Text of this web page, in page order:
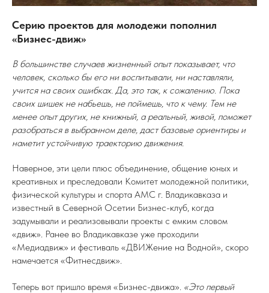
Серию проектов для молодежи пополнил
«Бизнес-движ»
В большинстве случаев жизненный опыт показывает, что
человек, сколько бы его ни воспитывали, ни наставляли,
учится на своих ошибках. Да, это так, к сожалению. Пока
своих шишек не набьешь, не поймешь, что к чему. Тем не
менее опыт других, не книжный, а реальный, живой, поможет
разобраться в выбранном деле, даст базовые ориентиры и
наметит устойчивую траекторию движения.
Наверное, эти цели плюс объединение, общение юных и
креативных и преследовали Комитет молодежной политики,
физической культуры и спорта АМС г. Владикавказа и
известный в Северной Осетии Бизнес-клуб, когда
задумывали и реализовывали проекты с емким словом
«движ». Ранее во Владикавказе уже проходили
«Медиадвиж» и фестиваль «ДВИЖение на Водной», скоро
намечается «Фитнесдвиж».
Теперь вот пришло время «Бизнес-движа». «Это первый